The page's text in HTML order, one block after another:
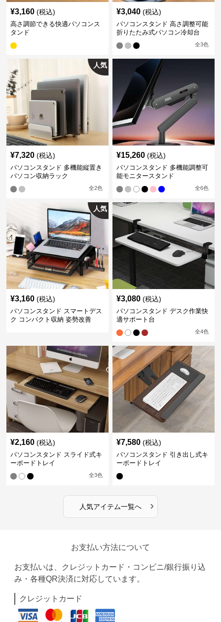
¥3,160 (税込)
高さ調節できる快適パソコンス
タンド
¥3,040 (税込)
パソコンスタンド 高さ調整可能
折りたたみ式パソコン冷却台
全3色
人気
¥7,320 (税込)
パソコンスタンド 多機能縦置き
パソコン収納ラック
全2色
¥15,260 (税込)
パソコンスタンド 多機能調整可
能モニタースタンド
全6色
人気
¥3,160 (税込)
パソコンスタンド スマートデス
ク コンパクト収納 姿勢改善
¥3,080 (税込)
パソコンスタンド デスク作業快
適サポート台
全4色
¥2,160 (税込)
パソコンスタンド スライド式キ
ーボードトレイ
全3色
¥7,580 (税込)
パソコンスタンド 引き出し式キ
ーボードトレイ
人気アイテム一覧へ ›
お支払い方法について
お支払いは、クレジットカード・コンビニ/銀行振り込
み・各種QR決済に対応しています。
クレジットカード